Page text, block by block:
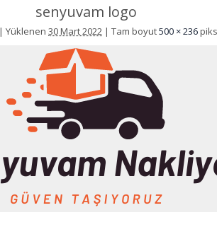
senyuvam logo
| Yüklenen 30 Mart 2022 | Tam boyut500 × 236